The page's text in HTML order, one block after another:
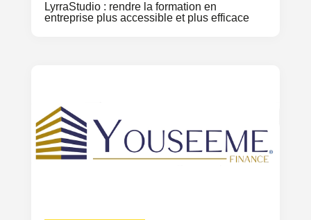
LyrraStudio : rendre la formation en
entreprise plus accessible et plus efficace